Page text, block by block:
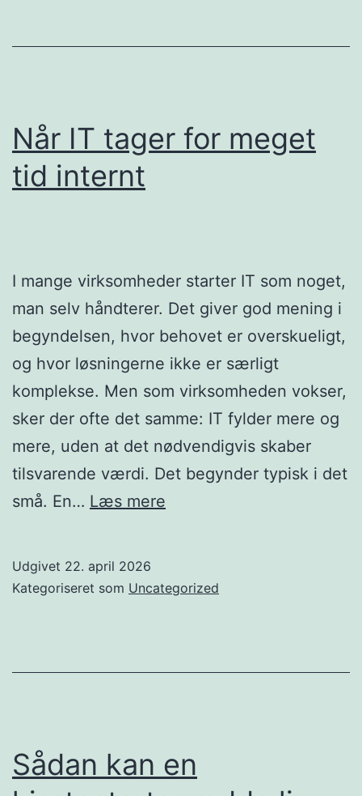
Når IT tager for meget
tid internt
I mange virksomheder starter IT som noget,
man selv håndterer. Det giver god mening i
begyndelsen, hvor behovet er overskueligt,
og hvor løsningerne ikke er særligt
komplekse. Men som virksomheden vokser,
sker der ofte det samme: IT fylder mere og
mere, uden at det nødvendigvis skaber
tilsvarende værdi. Det begynder typisk i det
små. En… Læs mere
for
Udgivet 22. april 2026
Kategoriseret som Uncategorized
Sådan kan en